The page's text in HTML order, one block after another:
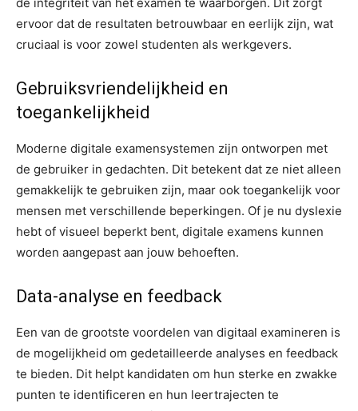
ervoor dat de resultaten betrouwbaar en eerlijk zijn, wat
cruciaal is voor zowel studenten als werkgevers.
Gebruiksvriendelijkheid en
toegankelijkheid
Moderne digitale examensystemen zijn ontworpen met
de gebruiker in gedachten. Dit betekent dat ze niet alleen
gemakkelijk te gebruiken zijn, maar ook toegankelijk voor
mensen met verschillende beperkingen. Of je nu dyslexie
hebt of visueel beperkt bent, digitale examens kunnen
worden aangepast aan jouw behoeften.
Data-analyse en feedback
Een van de grootste voordelen van digitaal examineren is
de mogelijkheid om gedetailleerde analyses en feedback
te bieden. Dit helpt kandidaten om hun sterke en zwakke
punten te identificeren en hun leertrajecten te